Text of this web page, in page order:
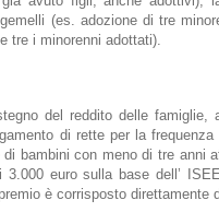
(es. adozione di tre
tre i minorenni adottati).
del reddito delle
di rette per la
di bambini con meno di tre anni
3.000 eurosulla base dell’ ISEE
è corrisposto direttamente